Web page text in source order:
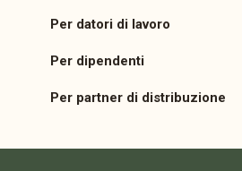
Per datori di lavoro
Per dipendenti
Per partner di distribuzione